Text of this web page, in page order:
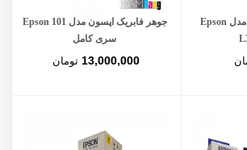
کاغذکش پرینتر اپسون مدل Epson
جوهر فابریک اپسون مدل Epson 101
سری کامل
13,000,000 تومان